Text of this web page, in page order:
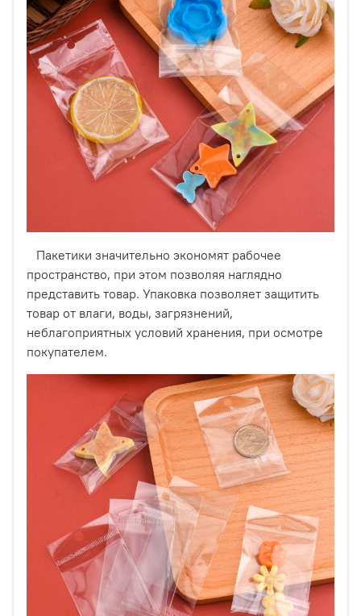
Изготовлены из прозрачной БОПП пленки,
обладающей высокой прозрачностью, не
деформирующейся при правильном использовании,
имеющую высокую химическую стойкость.
Пакетики значительно экономят рабочее
пространство, при этом позволяя наглядно
представить товар. Упаковка позволяет защитить
товар от влаги, воды, загрязнений,
неблагоприятных условий хранения, при осмотре
покупателем.